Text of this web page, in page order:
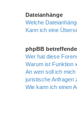
Dateianhänge
Welche
Kann ich eine
phpBB
Wer hat diese
Warum ist Funktion
An wen soll ich
juristische Anfragen
Wie kann ich einen